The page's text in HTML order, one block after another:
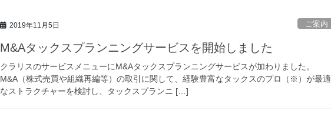
2019年11月5日 ご案内
M&Aタックスプランニングサービスを開始しました
クラリスのサービスメニューにM&Aタックスプランニングサービスが加わりました。
M&A（株式売買や組織再編等）の取引に関して、経験豊富なタックスのプロ（※）が最適
なストラクチャーを検討し、タックスプランニ […]